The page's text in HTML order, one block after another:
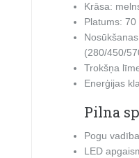
Krāsa:
Platums:
(280/450/
Trokšņa
Enerģijas
Pilna
Pogu vadība
LED